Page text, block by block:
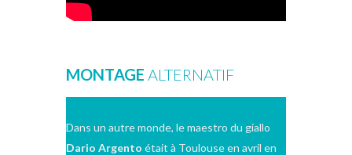
MONTAGE ALTERNATIF
Dans un autre monde, le maestro du giallo
Dario Argento était à Toulouse en avril en